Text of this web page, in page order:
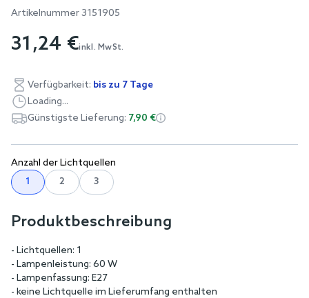
beginning
the
gallery
Artikelnummer3151905
31,24 €inkl. MwSt.
Anzahl der Lichtquellen
1
2 3
Verfügbarkeit: bis zu 7 Tage
Loading...
Günstigste Lieferung: 7,90 €
Produktbeschreibung
- Lichtquellen: 1
- Lampenleistung: 60 W
- Lampenfassung: E27
- keine Lichtquelle im Lieferumfang enthalten